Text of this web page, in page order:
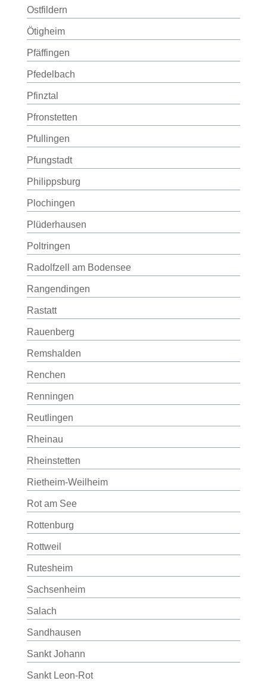
Ostfildern
Ötigheim
Pfäffingen
Pfedelbach
Pfinztal
Pfronstetten
Pfullingen
Pfungstadt
Philippsburg
Plochingen
Plüderhausen
Poltringen
Radolfzell am Bodensee
Rangendingen
Rastatt
Rauenberg
Remshalden
Renchen
Renningen
Reutlingen
Rheinau
Rheinstetten
Rietheim-Weilheim
Rot am See
Rottenburg
Rottweil
Rutesheim
Sachsenheim
Salach
Sandhausen
Sankt Johann
Sankt Leon-Rot